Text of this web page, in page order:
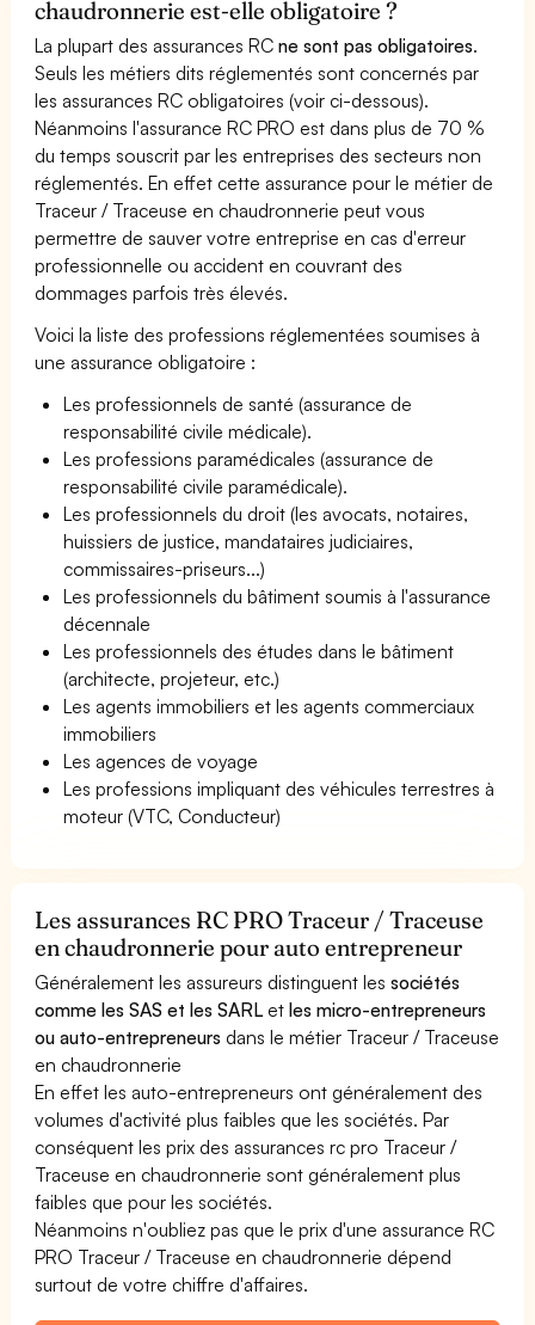
chaudronnerie est-elle obligatoire ?
La plupart des assurances RCne sont pas obligatoires.
Seuls les métiers dits réglementés sont concernés par
les assurances RC obligatoires (voir ci-dessous).
Néanmoins l'assurance RC PRO est dans plus de 70 %
du temps souscrit par les entreprises des secteurs non
réglementés. En effet cette assurance pour le métier de
Traceur / Traceuse en chaudronnerie peut vous
permettre de sauver votre entreprise en cas d'erreur
professionnelle ou accident en couvrant des
dommages parfois très élevés.
Voici la liste des professions réglementées soumises à
une assurance obligatoire :
Les professionnels de santé (assurance de
responsabilité civile médicale).
Les professions paramédicales (assurance de
responsabilité civile paramédicale).
Les professionnels du droit (les avocats, notaires,
huissiers de justice, mandataires judiciaires,
commissaires-priseurs...)
Les professionnels du bâtiment soumis à l'assurance
décennale
Les professionnels des études dans le bâtiment
(architecte, projeteur, etc.)
Les agents immobiliers et les agents commerciaux
immobiliers
Les agences de voyage
Les professions impliquant des véhicules terrestres à
moteur (VTC, Conducteur)
Les assurances RC PRO Traceur / Traceuse
en chaudronnerie pour auto entrepreneur
Généralement les assureurs distinguent lessociétés
comme les SAS et les SARL etles micro-entrepreneurs
ou auto-entrepreneurs dans le métier Traceur / Traceuse
en chaudronnerie
En effet les auto-entrepreneurs ont généralement des
volumes d'activité plus faibles que les sociétés. Par
conséquent les prix des assurances rc pro Traceur /
Traceuse en chaudronnerie sont généralement plus
faibles que pour les sociétés.
Néanmoins n'oubliez pas que le prix d'une assurance RC
PRO Traceur / Traceuse en chaudronnerie dépend
surtout de votre chiffre d'affaires.